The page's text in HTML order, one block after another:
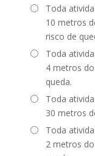
Toda
10 metros
risco de
Toda
4 metros
queda.
Toda
30 metros
Toda
2 metros